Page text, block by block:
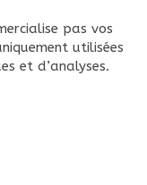
pas vos
utilisées
et d’analyses.